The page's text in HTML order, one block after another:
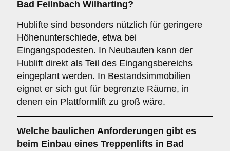
Bad Feilnbach Wilharting?
Hublifte sind besonders nützlich für geringere
Höhenunterschiede, etwa bei
Eingangspodesten. In Neubauten kann der
Hublift direkt als Teil des Eingangsbereichs
eingeplant werden. In Bestandsimmobilien
eignet er sich gut für begrenzte Räume, in
denen ein Plattformlift zu groß wäre.
Welche baulichen Anforderungen gibt es
beim Einbau eines Treppenlifts in Bad